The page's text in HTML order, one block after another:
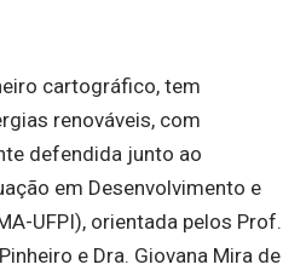
cartográfico, tem
renováveis, com
defendida junto ao
em Desenvolvimento e
UFPI), orientada pelos Prof.
e Dra. Giovana Mira de